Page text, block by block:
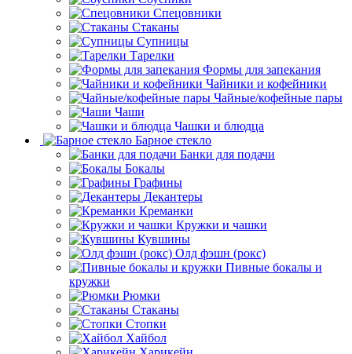
Спецовники
Стаканы
Супницы
Тарелки
Формы для запекания
Чайники и кофейники
Чайные/кофейные пары
Чаши
Чашки и блюдца
Барное стекло
Банки для подачи
Бокалы
Графины
Декантеры
Креманки
Кружки и чашки
Кувшины
Олд фэшн (рокс)
Пивные бокалы и
кружки
Рюмки
Стаканы
Стопки
Хайбол